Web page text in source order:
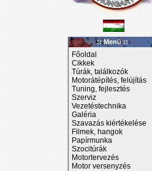
:: Menü ::
Főoldal
Cikkek
Túrák, találkozók
Motorátépítés, felújítás
Tuning, fejlesztés
Szerviz
Vezetéstechnika
Galéria
Szavazás kiértékelése
Filmek, hangok
Papírmunka
Szocitúrák
Motortervezés
Motor versenyzés